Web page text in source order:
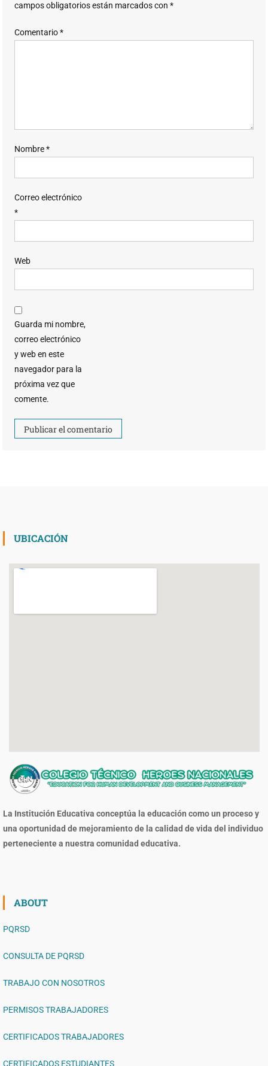
campos obligatorios están marcados con*
Comentario*
Nombre*
Correo electrónico
*
Web
Guarda mi nombre,
correo electrónico
y web en este
navegador para la
próxima vez que
comente.
UBICACIÓN
La Institución Educativa conceptúa la educación como un proceso y
una oportunidad de mejoramiento de la calidad de vida del individuo
perteneciente a nuestra comunidad educativa.
ABOUT
PQRSD
CONSULTA DE PQRSD
TRABAJO CON NOSOTROS
PERMISOS TRABAJADORES
CERTIFICADOS TRABAJADORES
CERTIFICADOS ESTUDIANTES